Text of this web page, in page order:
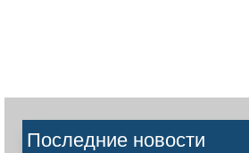
Последние новости